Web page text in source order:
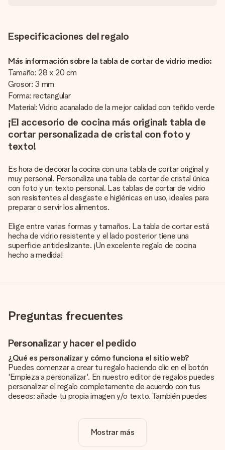
Especificaciones del regalo
Más información sobre la tabla de cortar de vidrio medio:
Tamaño: 28 x 20 cm
Grosor: 3 mm
Forma: rectangular
Material: Vidrio acanalado de la mejor calidad con teñido verde
¡El accesorio de cocina más original: tabla de
cortar personalizada de cristal con foto y
texto!
Es hora de decorar la cocina con una tabla de cortar original y
muy personal. Personaliza una tabla de cortar de cristal única
con foto y un texto personal. Las tablas de cortar de vidrio
son resistentes al desgaste e higiénicas en uso, ideales para
preparar o servir los alimentos.
Elige entre varias formas y tamaños. La tabla de cortar está
hecha de vidrio resistente y el lado posterior tiene una
superficie antideslizante. ¡Un excelente regalo de cocina
hecho a medida!
Preguntas frecuentes
Personalizar y hacer el pedido
¿Qué es personalizar y cómo funciona el sitio web?
Puedes comenzar a crear tu regalo haciendo clic en el botón
'Empieza a personalizar'. En nuestro editor de regalos puedes
personalizar el regalo completamente de acuerdo con tus
deseos: añade tu propia imagen y/o texto. También puedes
¿La personalización está incluida en el precio?
El precio que se muestra en el sitio web incluye la
Mostrar más